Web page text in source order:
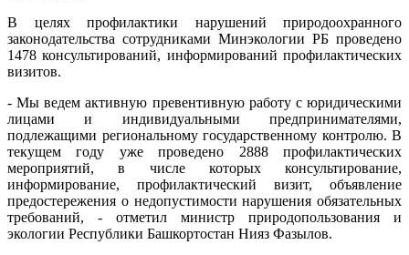
В целях профилактики нарушений природоохранного
законодательства сотрудниками Минэкологии РБ проведено
1478 консультирований, информирований профилактических
визитов.
- Мы ведем активную превентивную работу с юридическими
лицами и индивидуальными предпринимателями,
подлежащими региональному государственному контролю. В
текущем году уже проведено 2888 профилактических
мероприятий, в числе которых консультирование,
информирование, профилактический визит, объявление
предостережения о недопустимости нарушения обязательных
требований, - отметил министр природопользования и
экологии Республики Башкортостан Нияз Фазылов.